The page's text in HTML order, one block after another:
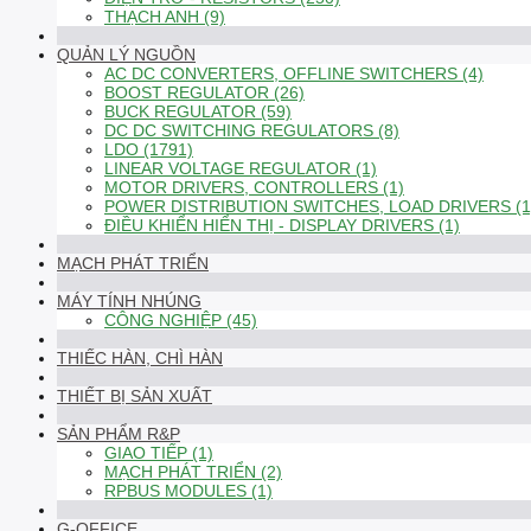
THẠCH ANH (9)
QUẢN LÝ NGUỒN
AC DC CONVERTERS, OFFLINE SWITCHERS (4)
BOOST REGULATOR (26)
BUCK REGULATOR (59)
DC DC SWITCHING REGULATORS (8)
LDO (1791)
LINEAR VOLTAGE REGULATOR (1)
MOTOR DRIVERS, CONTROLLERS (1)
POWER DISTRIBUTION SWITCHES, LOAD DRIVERS
ĐIỀU KHIỂN HIỂN THỊ - DISPLAY DRIVERS (1)
MẠCH PHÁT TRIỂN
MÁY TÍNH NHÚNG
CÔNG NGHIỆP (45)
THIẾC HÀN, CHÌ HÀN
THIẾT BỊ SẢN XUẤT
SẢN PHẨM R&P
GIAO TIẾP (1)
MẠCH PHÁT TRIỂN (2)
RPBUS MODULES (1)